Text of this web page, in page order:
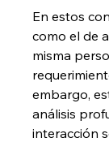
En estos
como el de
misma
embargo,
análisis
interacción